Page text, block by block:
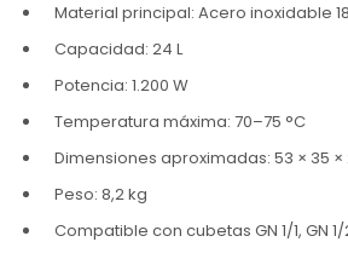
Material principal: Acero inoxidable
Capacidad: 24 L
Potencia: 1.200 W
Temperatura máxima: 70–75 °C
Dimensiones aproximadas: 53 × 35 ×
Peso: 8,2 kg
Compatible con cubetas GN 1/1, GN 1/